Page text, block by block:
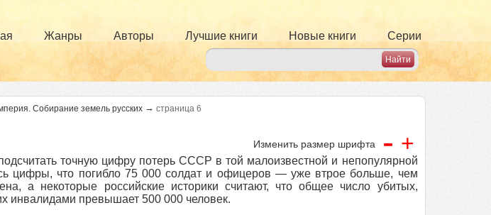
Жанры Авторы Лучшие книги Новые книги Серии
Собирание земель русских → страница 6
Изменить размер шрифта - +
точную цифру потерь СССР в той малоизвестной и непопулярной
цифры, что погибло 75 000 солдат и офицеров — уже втрое больше, чем
а некоторые российские историки считают, что общее число убитых,
инвалидами превышает 500 000 человек.